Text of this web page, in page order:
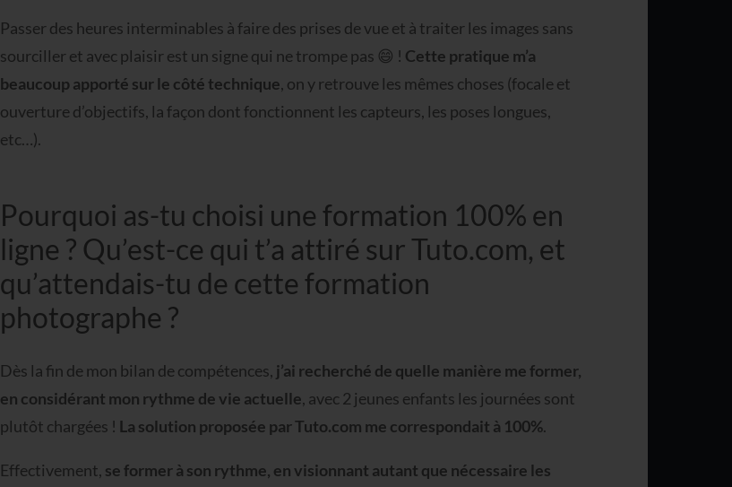
Passer des heures interminables à faire des prises de vue et à traiter les images sans
sourciller et avec plaisir est un signe qui ne trompe pas 😄 ! Cette pratique m’a
beaucoup apporté sur le côté technique, on y retrouve les mêmes choses (focale et
ouverture d’objectifs, la façon dont fonctionnent les capteurs, les poses longues,
etc…).
Pourquoi as-tu choisi une formation 100% en
ligne ? Qu’est-ce qui t’a attiré sur Tuto.com, et
qu’attendais-tu de cette formation
photographe ?
Dès la fin de mon bilan de compétences, j’ai recherché de quelle manière me former,
en considérant mon rythme de vie actuelle, avec 2 jeunes enfants les journées sont
plutôt chargées ! La solution proposée par Tuto.com me correspondait à 100%.
Effectivement, se former à son rythme, en visionnant autant que nécessaire les